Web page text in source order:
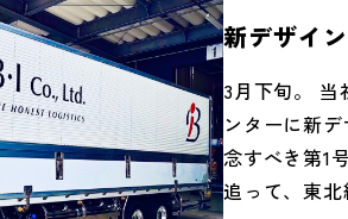
ひご期待くだ
今後も弊社
境を整えて
者の皆様にも
レクション
た。 改めて
でサポート
新デザイ
3月下旬。 当
ンターに新
念すべき第1
追って、東